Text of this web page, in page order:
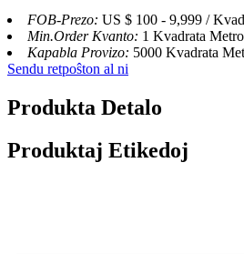
FOB-Prezo: US $ 100 - 9,999 /
Min.Order Kvanto: 1 Kvadrata Metro
Kapabla Provizo: 5000 Kvadrata
Sendu retpoŝton al ni
Produkta Detalo
Produktaj Etikedoj